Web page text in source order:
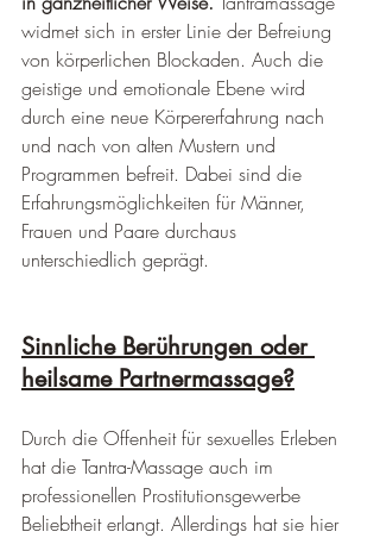
widmet sich in erster Linie der Befreiung
von körperlichen Blockaden. Auch die
geistige und emotionale Ebene wird
durch eine neue Körpererfahrung nach
und nach von alten Mustern und
Programmen befreit. Dabei sind die
Erfahrungsmöglichkeiten für Männer,
Frauen und Paare durchaus
unterschiedlich geprägt.
Sinnliche Berührungen oder
heilsame Partnermassage?
Durch die Offenheit für sexuelles Erleben
hat die Tantra-Massage auch im
professionellen Prostitutionsgewerbe
Beliebtheit erlangt. Allerdings hat sie hier